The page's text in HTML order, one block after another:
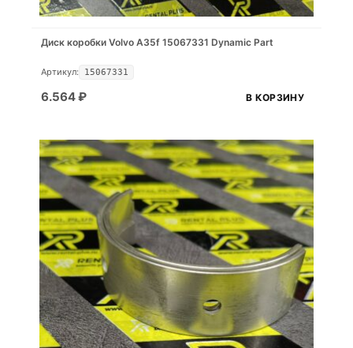
Диск коробки Volvo A35f 15067331 Dynamic Part
Артикул: 15067331
6.564₽ В КОРЗИНУ